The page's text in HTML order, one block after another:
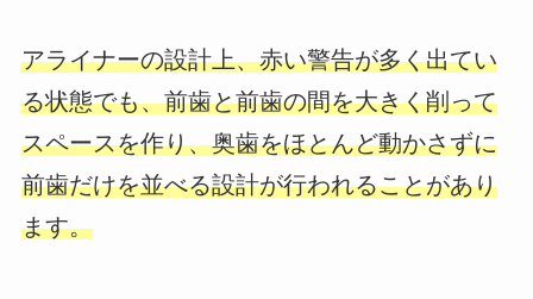
アライナーの設計上、赤い警告が多く出てい
る状態でも、前歯と前歯の間を大きく削って
スペースを作り、奥歯をほとんど動かさずに
前歯だけを並べる設計が行われることがあり
ます。